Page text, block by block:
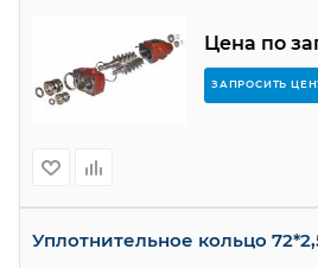
Цена по
ЗАПРОСИТЬ
Уплотнительное кольцо